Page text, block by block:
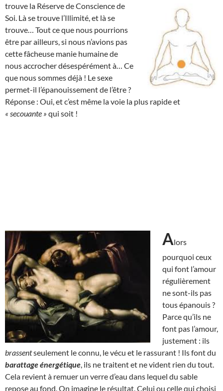
trouve la Réserve deConscience de
Soi. Là se trouve l’Illimité, et là se
trouve… Tout ce que nous pourrions
être par ailleurs, si nous n’avions pas
cette fâcheuse manie humaine de
nous accrocher désespérément à… Ce
que nous sommes déjà ! Le sexe
permet-il l’épanouissement de l’être ?
Réponse : Oui, et c’est même la voie la plus rapide et
« secouante » qui soit !
Alors
pourquoi ceux
qui font l’amour
régulièrement
ne sont-ils pas
tous épanouis ?
Parce qu’ils ne
font pas l’amour,
justement : ils
brassentseulement le connu, le vécu et le rassurant ! Ils font du
barattage énergétique , ils ne traitent et ne vident rien du tout.
Cela revient à remuer un verre d’eau dans lequel du sable
repose au fond. On imagine le résultat. Celui ou celle qui choisi